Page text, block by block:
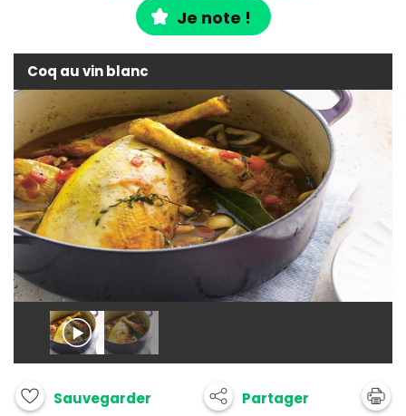
Je note !
Coq au vin blanc
Sauvegarder Partager